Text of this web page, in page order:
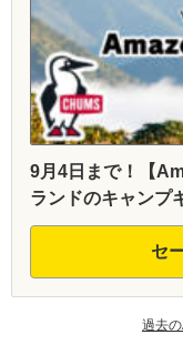
9月4日まで！【
ランドのキャンプ
セ
過去